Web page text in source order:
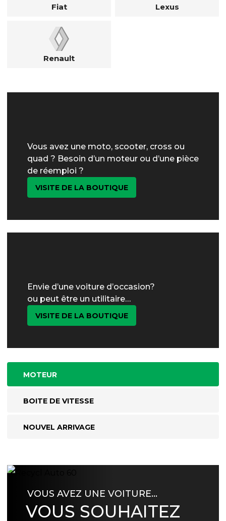
Fiat Lexus
Renault
Vous avez une moto, scooter, cross ou
quad ? Besoin d’un moteur ou d’une pièce
de réemploi ?
VISITE DE LA BOUTIQUE
Envie d’une voiture d’occasion?
ou peut être un utilitaire…
VISITE DE LA BOUTIQUE
MOTEUR
BOITE DE VITESSE
NOUVEL ARRIVAGE
VOUS AVEZ UNE VOITURE…
VOUS SOUHAITEZ